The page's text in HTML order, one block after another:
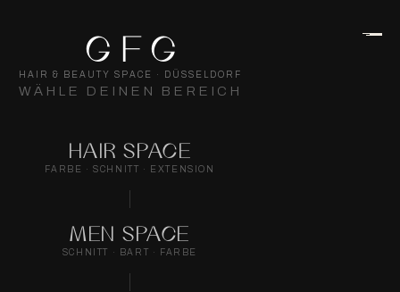
GFG
HAIR & BEAUTY SPACE · DÜSSELDORF
WÄHLE DEINEN BEREICH
HAIR SPACE
FARBE · SCHNITT · EXTENSION
MEN SPACE
SCHNITT · BART · FARBE